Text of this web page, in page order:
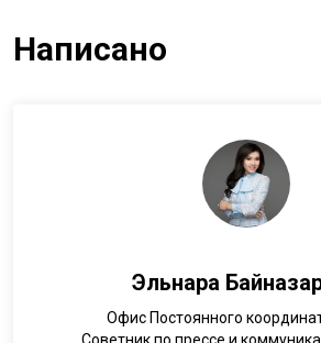
Написано
Эльнара
Офис Постоянного